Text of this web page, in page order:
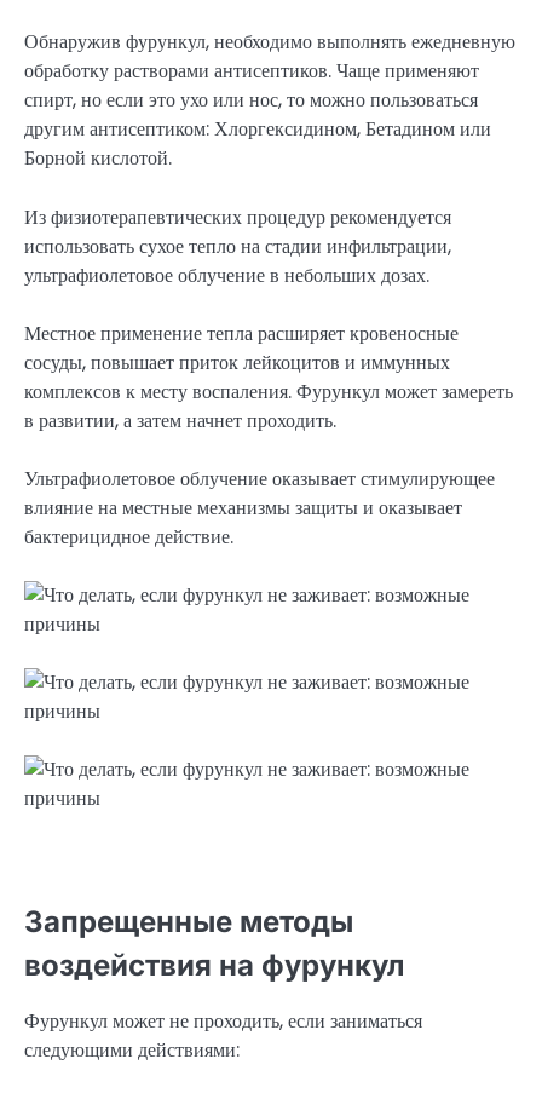
Обнаружив фурункул, необходимо выполнять ежедневную
обработку растворами антисептиков. Чаще применяют
спирт, но если это ухо или нос, то можно пользоваться
другим антисептиком: Хлоргексидином, Бетадином или
Борной кислотой.
Из физиотерапевтических процедур рекомендуется
использовать сухое тепло на стадии инфильтрации,
ультрафиолетовое облучение в небольших дозах.
Местное применение тепла расширяет кровеносные
сосуды, повышает приток лейкоцитов и иммунных
комплексов к месту воспаления. Фурункул может замереть
в развитии, а затем начнет проходить.
Ультрафиолетовое облучение оказывает стимулирующее
влияние на местные механизмы защиты и оказывает
бактерицидное действие.
Запрещенные методы
воздействия на фурункул
Фурункул может не проходить, если заниматься
следующими действиями: